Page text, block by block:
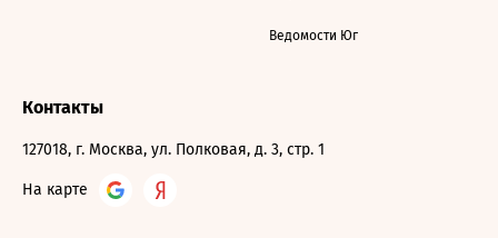
Ведомости Юг
Контакты
127018, г. Москва, ул. Полковая, д. 3, стр. 1
На карте